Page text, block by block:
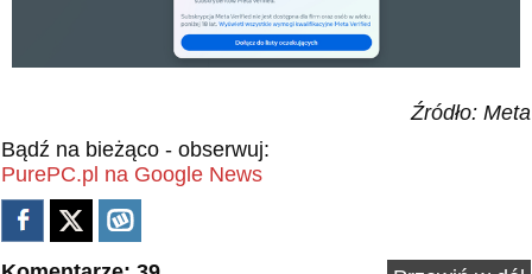
Źródło: Meta
Bądź na bieżąco - obserwuj:
PurePC.pl na Google News